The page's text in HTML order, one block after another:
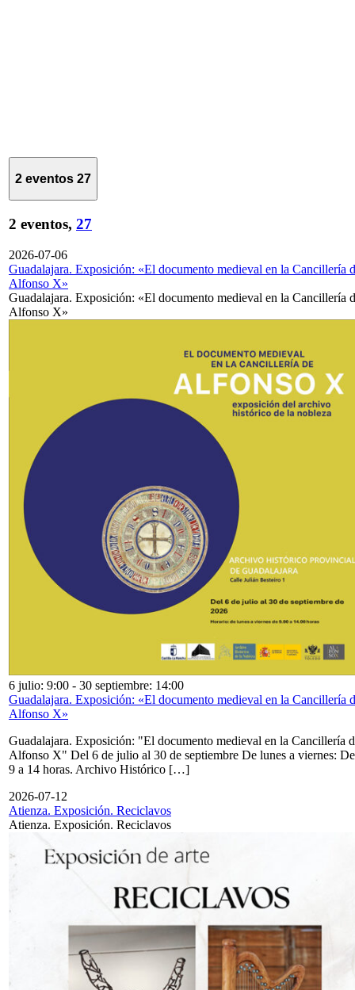
2 eventos 27
2 eventos, 27
2026-07-06
Guadalajara. Exposición: «El documento medieval en la Cancillería
Alfonso X»
Guadalajara. Exposición: «El documento medieval en la Cancillería
Alfonso X»
6 julio: 9:00 - 30 septiembre: 14:00
Guadalajara. Exposición: «El documento medieval en la Cancillería
Alfonso X»
Guadalajara. Exposición: "El documento medieval en la Cancillería
Alfonso X" Del 6 de julio al 30 de septiembre De lunes a viernes: De
9 a 14 horas. Archivo Histórico […]
2026-07-12
Atienza. Exposición. Reciclavos
Atienza. Exposición. Reciclavos